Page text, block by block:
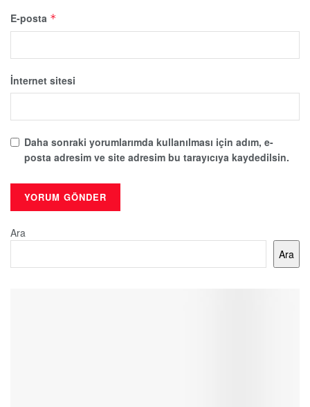
E-posta *
İnternet sitesi
Daha sonraki yorumlarımda kullanılması için adım, e-
posta adresim ve site adresim bu tarayıcıya kaydedilsin.
Ara
Ara